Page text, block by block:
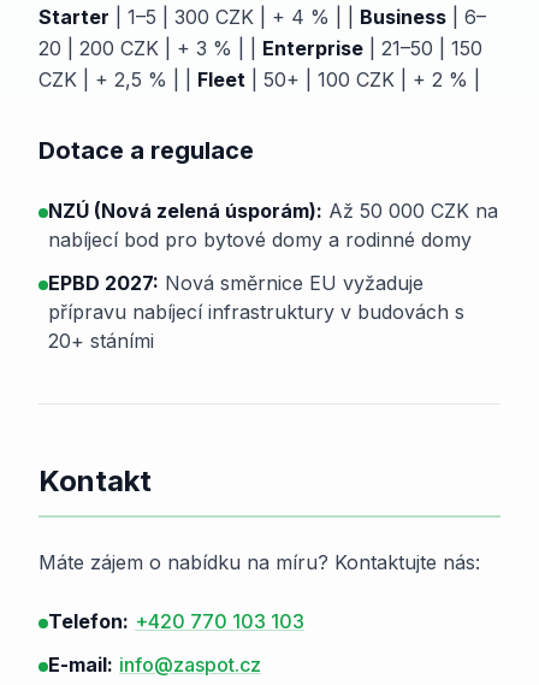
Starter | 1–5 | 300 CZK | + 4 % | | Business | 6–
20 | 200 CZK | + 3 % | | Enterprise | 21–50 | 150
CZK | + 2,5 % | | Fleet | 50+ | 100 CZK | + 2 % |
Dotace a regulace
NZÚ (Nová zelená úsporám): Až 50 000 CZK na
nabíjecí bod pro bytové domy a rodinné domy
EPBD 2027: Nová směrnice EU vyžaduje
přípravu nabíjecí infrastruktury v budovách s
20+ stáními
Kontakt
Máte zájem o nabídku na míru? Kontaktujte nás:
Telefon: +420 770 103 103
E-mail: info@zaspot.cz